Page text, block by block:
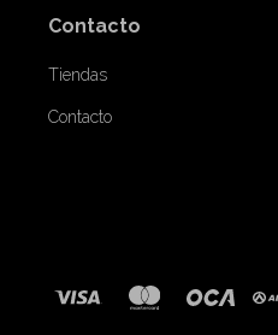
Contacto
Tiendas
Contacto